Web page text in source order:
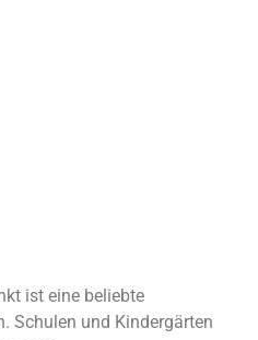
ist eine beliebte
Schulen und Kindergärten